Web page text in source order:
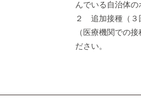
んでいる自治体の
２ 追加接種（３
（医療機関での
ださい。